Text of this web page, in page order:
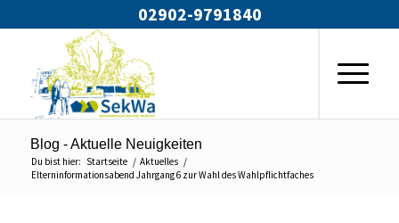
02902-9791840
Blog - Aktuelle Neuigkeiten
Du bist hier: Startseite / Aktuelles /
Elterninformationsabend Jahrgang 6 zur Wahl des Wahlpflichtfaches